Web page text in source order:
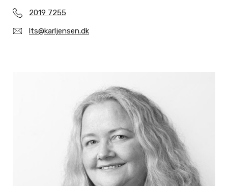
2019 7255
lts@karljensen.dk